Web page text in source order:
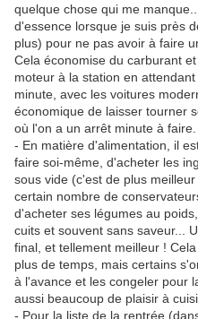
quelque chose qui me
d'essence lorsque je suis près
plus) pour ne pas avoir à faire
Cela économise du carburant
moteur à la station en
minute, avec les voitures
économique de laisser tourner
où l'on a un arrêt minute à faire.
- En matière d'alimentation, il
faire soi-même, d'acheter les
sous vide (c'est de plus
certain nombre de
d'acheter ses légumes au
cuits et souvent sans saveur...
final, et tellement meilleur !
plus de temps, mais certains
à l'avance et les congeler pour
aussi beaucoup de plaisir à
- Pour la liste de la rentrée